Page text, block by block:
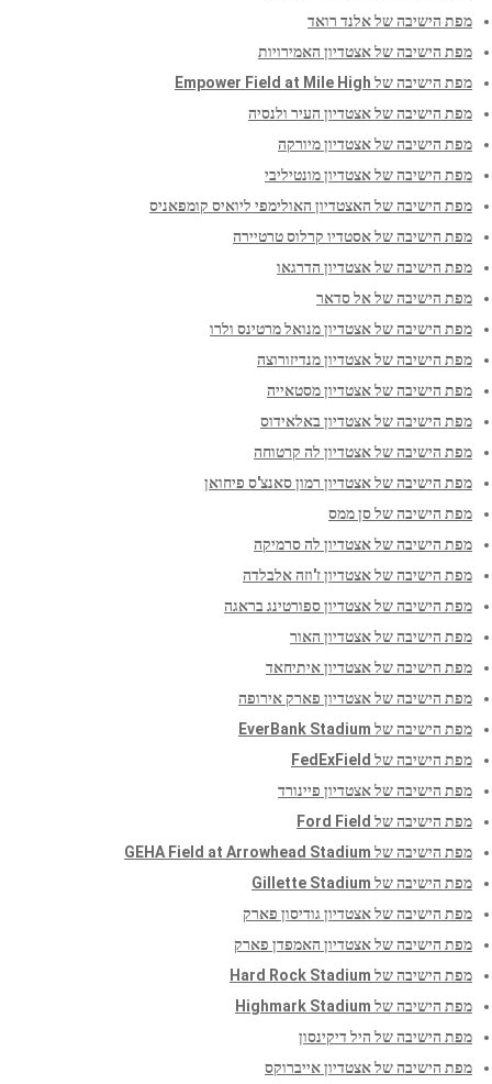
מפת הישיבה של אלנד רואד
מפת הישיבה של אצטדיון האמירויות
מפת הישיבה של Empower Field at Mile High
מפת הישיבה של אצטדיון העיר ולנסיה
מפת הישיבה של אצטדיון מיורקה
מפת הישיבה של אצטדיון מונטיליבי
מפת הישיבה של האצטדיון האולימפי ליואיס קומפאניס
מפת הישיבה של אסטדיו קרלוס טרטיירה
מפת הישיבה של אצטדיון הדרגאו
מפת הישיבה של אל סדאר
מפת הישיבה של אצטדיון מנואל מרטינס ולרו
מפת הישיבה של אצטדיון מנדיזורוצה
מפת הישיבה של אצטדיון מסטאייה
מפת הישיבה של אצטדיון באלאידוס
מפת הישיבה של אצטדיון לה קרטוחה
מפת הישיבה של אצטדיון רמון סאנצ'ס פיחואן
מפת הישיבה של סן ממס
מפת הישיבה של אצטדיון לה סרמיקה
מפת הישיבה של אצטדיון ז'וזה אלבלדה
מפת הישיבה של אצטדיון ספורטינג בראגה
מפת הישיבה של אצטדיון האור
מפת הישיבה של אצטדיון איתיחאד
מפת הישיבה של אצטדיון פארק אירופה
מפת הישיבה של EverBank Stadium
מפת הישיבה של FedExField
מפת הישיבה של אצטדיון פיינורד
מפת הישיבה של Ford Field
מפת הישיבה של GEHA Field at Arrowhead Stadium
מפת הישיבה של Gillette Stadium
מפת הישיבה של אצטדיון גודיסון פארק
מפת הישיבה של אצטדיון האמפדן פארק
מפת הישיבה של Hard Rock Stadium
מפת הישיבה של Highmark Stadium
מפת הישיבה של היל דיקינסון
מפת הישיבה של אצטדיון אייברוקס